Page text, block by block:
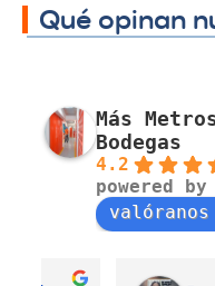
Qué opinan
Más
Bodegas
4.2
powered by
valóranos